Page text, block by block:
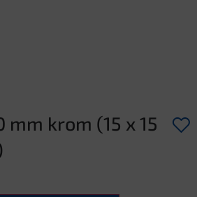
krom (15 x 15